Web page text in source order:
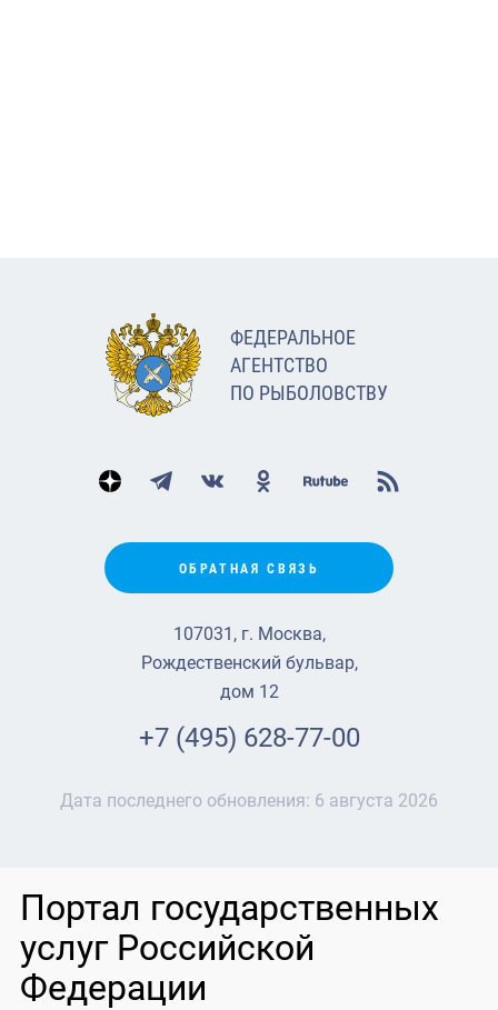
ФЕДЕРАЛЬНОЕ
АГЕНТСТВО
ПО РЫБОЛОВСТВУ
ОБРАТНАЯ СВЯЗЬ
107031, г. Москва,
Рождественский бульвар,
дом 12
+7 (495) 628-77-00
Дата последнего обновления: 6 августа 2026
Портал государственных
услуг Российской
Федерации